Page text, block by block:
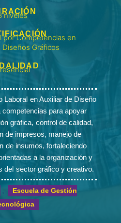
niveles
por Competencias en
Diseños Gráficos
Laboral en Auxiliar de Diseño
para apoyar
gráfica, control de calidad,
de impresos, manejo de
de insumos, fortaleciendo
a la organización y
del sector gráfico y creativo.
Escuela de Gestión